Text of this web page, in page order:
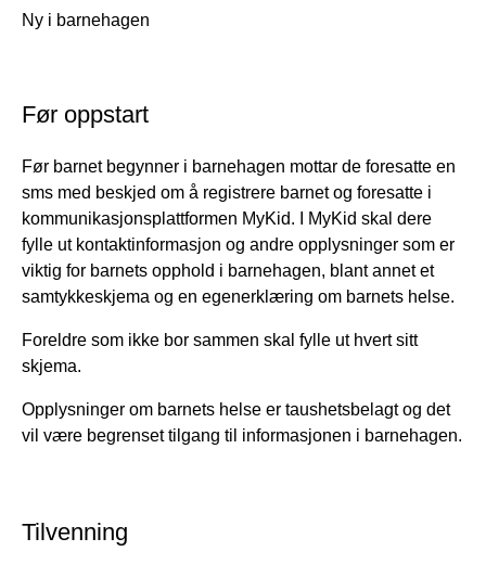
Ny i barnehagen
Før oppstart
Før barnet begynner i barnehagen mottar de foresatte en
sms med beskjed om å registrere barnet og foresatte i
kommunikasjonsplattformen MyKid. I MyKid skal dere
fylle ut kontaktinformasjon og andre opplysninger som er
viktig for barnets opphold i barnehagen, blant annet et
samtykkeskjema og en egenerklæring om barnets helse.
Foreldre som ikke bor sammen skal fylle ut hvert sitt
skjema.
Opplysninger om barnets helse er taushetsbelagt og det
vil være begrenset tilgang til informasjonen i barnehagen.
Tilvenning